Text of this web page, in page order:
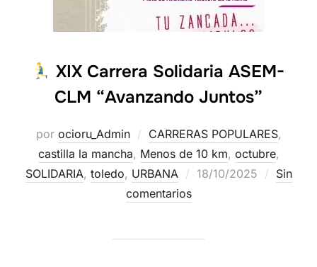
XIX Carrera Solidaria ASEM-
CLM “Avanzando Juntos”
por ocioru_Admin CARRERAS POPULARES,
castilla la mancha, Menos de 10 km, octubre,
SOLIDARIA, toledo, URBANA 18/10/2025
Sin
comentarios